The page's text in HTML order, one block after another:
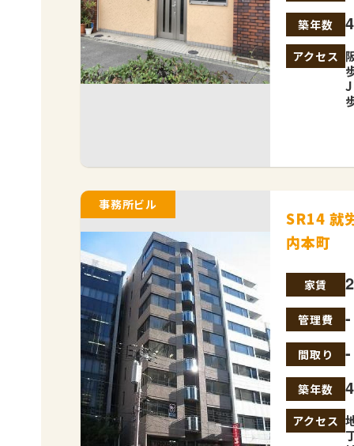
築年数
アクセス
事務所ビル
SR14 就
内本町
家賃
管理費
間取り -
築年数
アクセス